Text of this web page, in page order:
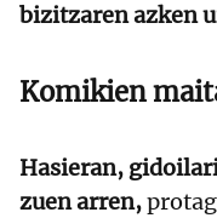
bizitzaren azken
Komikien
Hasieran,
zuen arren,